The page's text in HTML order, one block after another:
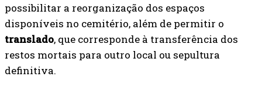
possibilitar a reorganização dos espaços
disponíveis no cemitério, além de permitir o
translado, que corresponde à transferência dos
restos mortais para outro local ou sepultura
definitiva.